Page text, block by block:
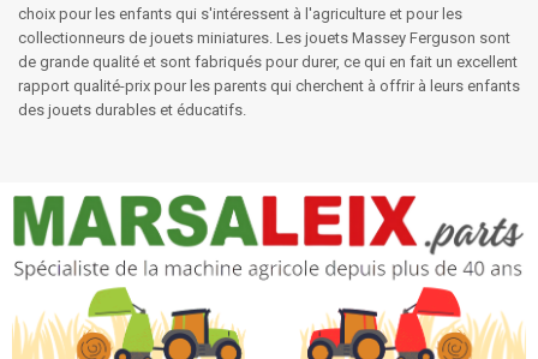
choix pour les enfants qui s'intéressent à l'agriculture et pour les
collectionneurs de jouets miniatures. Les jouets Massey Ferguson sont
de grande qualité et sont fabriqués pour durer, ce qui en fait un excellent
rapport qualité-prix pour les parents qui cherchent à offrir à leurs enfants
des jouets durables et éducatifs.